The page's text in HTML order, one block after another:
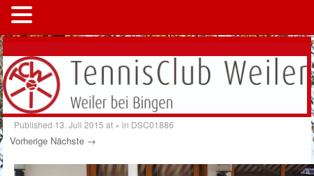
Published 13. Juli 2015 at ×in DSC01886
Vorherige Nächste →